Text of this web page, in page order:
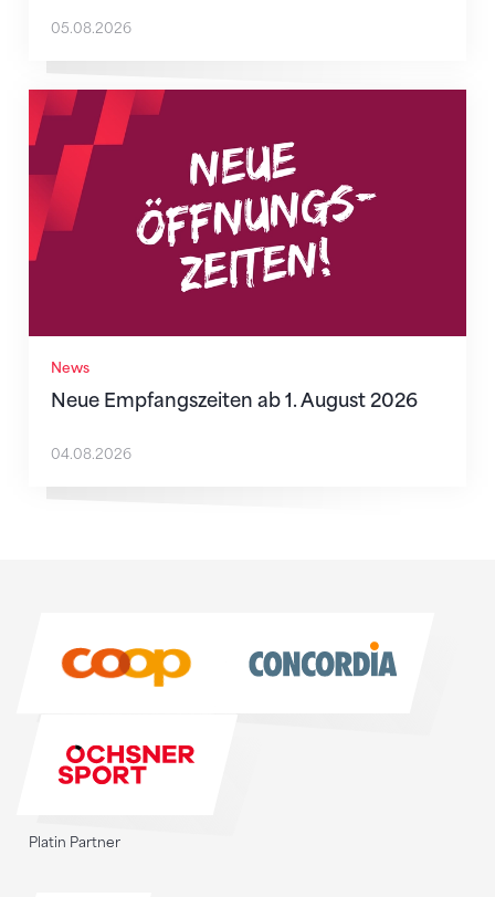
05.08.2026
News
Neue Empfangszeiten ab 1. August 2026
Neue Empfangszeiten ab 1. August 2026
04.08.2026
Platin Partner